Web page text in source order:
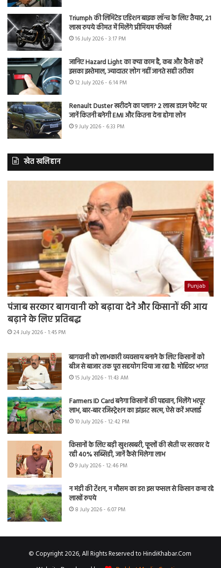
Triumph की लिमिटेड एडिशन बाइक लॉन्च के लिए तैयार, 21
लाख रुपये कीमत में मिलेंगे प्रीमियम फीचर्स
16 July 2026 - 3:17 PM
जानिए Hazard Light का क्या काम है, कब और कैसे करें
इसका इस्तेमाल, ज्यादातर लोग नहीं जानते सही तरीका
12 July 2026 - 6:14 PM
Renault Duster खरीदने का प्लान? 2 लाख डाउन पेमेंट पर
जानें कितनी बनेगी EMI और कितना देना होगा लोन
9 July 2026 - 6:33 PM
खेत खलिहान
Punjab
पंजाब सरकार बागवानी को बढ़ावा देने और किसानों की आय
बढ़ाने के लिए प्रतिबद्ध
24 July 2026 - 1:45 PM
बागवानी को लाभकारी व्यवसाय बनाने के लिए किसानों को
बीज से बाजार तक पूरा सहयोग दिया जा रहा है: मोहिंदर भगत
15 July 2026 - 11:43 AM
Farmers ID Card बनेगा किसानों की पहचान, मिलेंगे भरपूर
लाभ, बार-बार रजिस्ट्रेशन का झंझट खत्म, ऐसे करें अप्लाई
10 July 2026 - 12:42 PM
किसानों के लिए बड़ी खुशखबरी, फूलों की खेती पर सरकार दे
रही 40% सब्सिडी, जानें कैसे मिलेगा लाभ
9 July 2026 - 12:46 PM
न मंडी की टेंशन, न मौसम का डर! इस फसल से किसान कमा रहे
लाखों रुपये
8 July 2026 - 6:07 PM
© Copyright 2026, All Rights Reserved to HindiKhabar.Com